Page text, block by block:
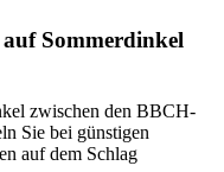
Sommerdinkel
zwischen den BBCH-
Sie bei günstigen
auf dem Schlag